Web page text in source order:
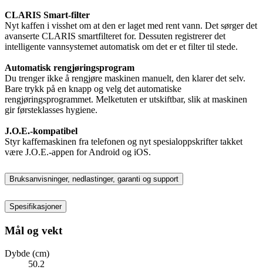
CLARIS Smart-filter
Nyt kaffen i visshet om at den er laget med rent vann. Det sørger det
avanserte CLARIS smartfilteret for. Dessuten registrerer det
intelligente vannsystemet automatisk om det er et filter til stede.
Automatisk rengjøringsprogram
Du trenger ikke å rengjøre maskinen manuelt, den klarer det selv.
Bare trykk på en knapp og velg det automatiske
rengjøringsprogrammet. Melketuten er utskiftbar, slik at maskinen
gir førsteklasses hygiene.
J.O.E.-kompatibel
Styr kaffemaskinen fra telefonen og nyt spesialoppskrifter takket
være J.O.E.-appen for Android og iOS.
Bruksanvisninger, nedlastinger, garanti og support
Spesifikasjoner
Mål og vekt
Dybde (cm)
50.2